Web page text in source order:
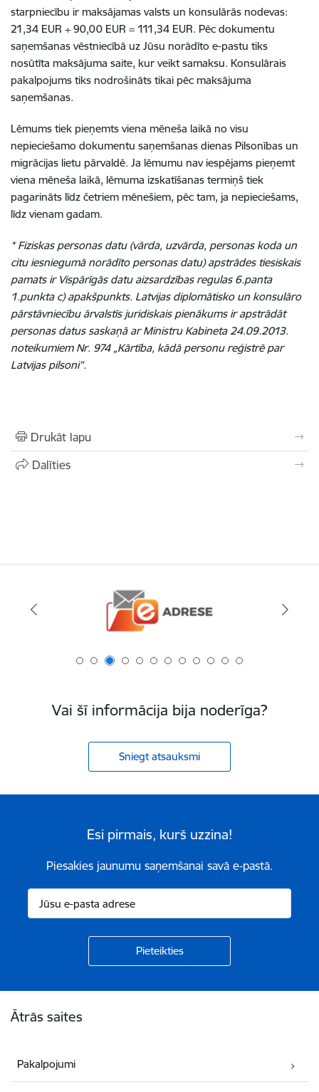
starpniecību ir maksājamas valsts un konsulārās nodevas:
21,34 EUR + 90,00 EUR = 111,34 EUR. Pēc dokumentu
saņemšanas vēstniecībā uz Jūsu norādīto e-pastu tiks
nosūtīta maksājuma saite, kur veikt samaksu. Konsulārais
pakalpojums tiks nodrošināts tikai pēc maksājuma
saņemšanas.
Lēmums tiek pieņemts viena mēneša laikā no visu
nepieciešamo dokumentu saņemšanas dienas Pilsonības un
migrācijas lietu pārvaldē. Ja lēmumu nav iespējams pieņemt
viena mēneša laikā, lēmuma izskatīšanas termiņš tiek
pagarināts līdz četriem mēnešiem, pēc tam, ja nepieciešams,
līdz vienam gadam.
* Fiziskas personas datu (vārda, uzvārda, personas koda un
citu iesniegumā norādīto personas datu) apstrādes tiesiskais
pamats ir Vispārīgās datu aizsardzības regulas 6.panta
1.punkta c) apakšpunkts. Latvijas diplomātisko un konsulāro
pārstāvniecību ārvalstīs juridiskais pienākums ir apstrādāt
personas datus saskaņā ar Ministru Kabineta 24.09.2013.
noteikumiem Nr. 974 „Kārtība, kādā personu reģistrē par
Latvijas pilsoni”.
Drukāt lapu
Dalīties
Vai šī informācija bija noderīga?
Sniegt atsauksmi
Esi pirmais, kurš uzzina!
Piesakies jaunumu saņemšanai savā e-pastā.
Ātrās saites
Pakalpojumi